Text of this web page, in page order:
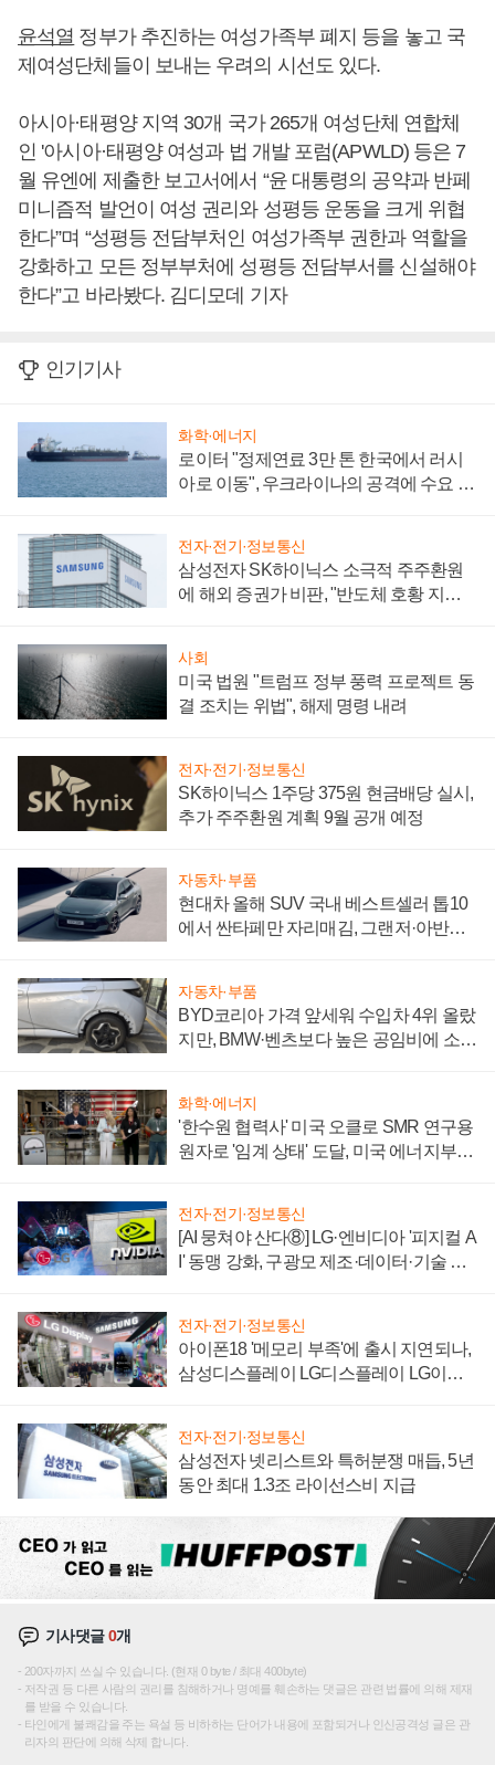
윤석열 정부가 추진하는 여성가족부 폐지 등을 놓고 국
제여성단체들이 보내는 우려의 시선도 있다.
아시아·태평양 지역 30개 국가 265개 여성단체 연합체
인 '아시아·태평양 여성과 법 개발 포럼(APWLD) 등은 7
월 유엔에 제출한 보고서에서 “윤 대통령의 공약과 반페
미니즘적 발언이 여성 권리와 성평등 운동을 크게 위협
한다”며 “성평등 전담부처인 여성가족부 권한과 역할을
강화하고 모든 정부부처에 성평등 전담부서를 신설해야
한다”고 바라봤다. 김디모데 기자
인기기사
화학·에너지
로이터 "정제연료 3만 톤 한국에서 러시
아로 이동", 우크라이나의 공격에 수요 늘
전자·전기·정보통신
삼성전자 SK하이닉스 소극적 주주환원
에 해외 증권가 비판, "반도체 호황 지속
사회
미국 법원 "트럼프 정부 풍력 프로젝트 동
결 조치는 위법", 해제 명령 내려
전자·전기·정보통신
SK하이닉스 1주당 375원 현금배당 실시,
추가 주주환원 계획 9월 공개 예정
자동차·부품
현대차 올해 SUV 국내 베스트셀러 톱10
에서 싼타페만 자리매김, 그랜저·아반떼
자동차·부품
BYD코리아 가격 앞세워 수입차 4위 올랐
지만, BMW·벤츠보다 높은 공임비에 소비
화학·에너지
'한수원 협력사' 미국 오클로 SMR 연구용
원자로 '임계 상태' 도달, 미국 에너지부
전자·전기·정보통신
[AI 뭉쳐야 산다⑧] LG·엔비디아 '피지컬 A
I' 동맹 강화, 구광모 제조·데이터·기술 결
전자·전기·정보통신
아이폰18 '메모리 부족'에 출시 지연되나,
삼성디스플레이 LG디스플레이 LG이노
전자·전기·정보통신
삼성전자 넷리스트와 특허분쟁 매듭, 5년
동안 최대 1.3조 라이선스비 지급
기사댓글0개
200자까지 쓰실 수 있습니다. (현재 0 byte / 최대 400byte)
저작권 등 다른 사람의 권리를 침해하거나 명예를 훼손하는 댓글은 관련 법률에 의해 제재
를 받을 수 있습니다.
타인에게 불쾌감을 주는 욕설 등 비하하는 단어가 내용에 포함되거나 인신공격성 글은 관
리자의 판단에 의해 삭제 합니다.